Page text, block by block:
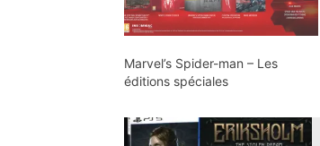
Marvel’s Spider-man – Les
éditions spéciales